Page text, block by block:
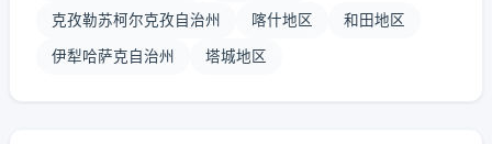
克孜勒苏柯尔克孜自治州 喀什地区 和田地区
伊犁哈萨克自治州 塔城地区